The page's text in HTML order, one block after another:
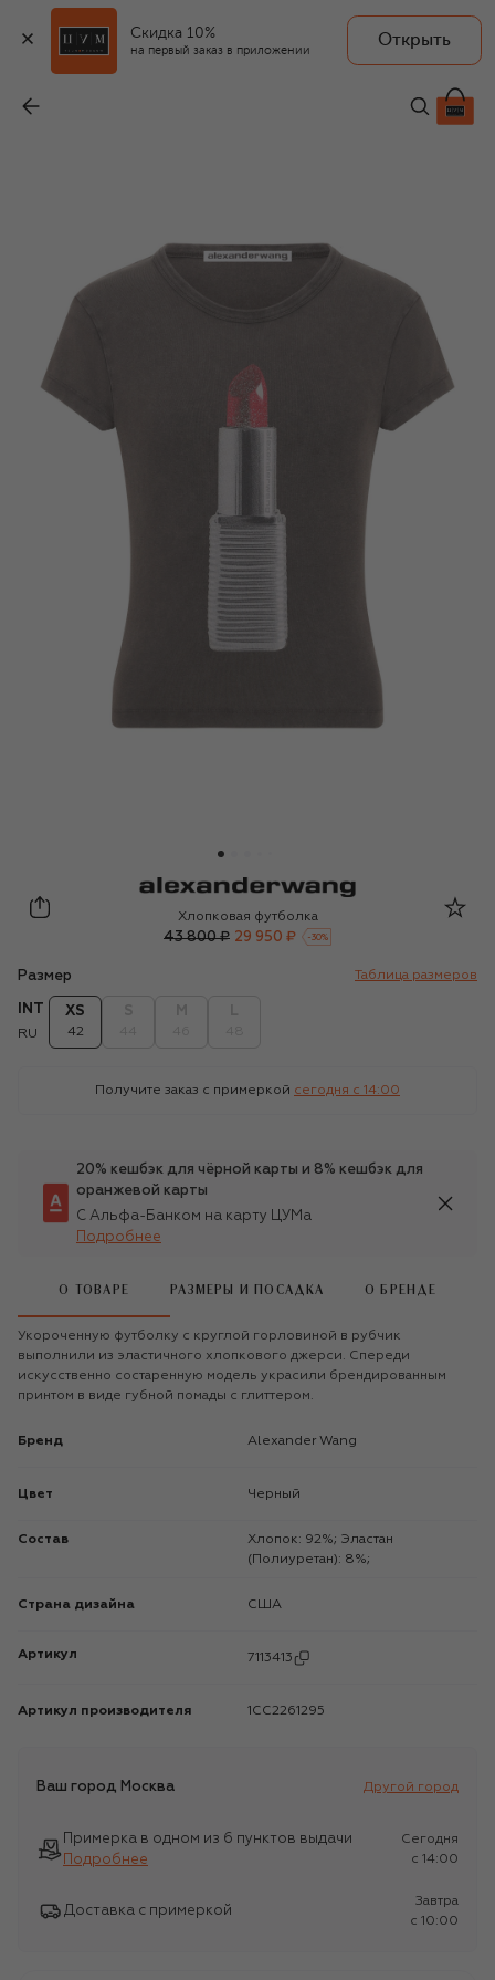
Скидка 10%
на первый заказ в приложении
Открыть
29 950 ₽
Alexander Wang
Хлопковая футболка
43 800 ₽ 29 950 ₽ -30%
Размер Таблица размеров
INT
RU
XS
42
Получите заказ с примеркой сегодня c 14:00
20% кешбэк для чёрной карты и 8% кешбэк для
оранжевой карты
С Альфа-Банком на карту ЦУМа
Подробнее
О ТОВАРЕ РАЗМЕРЫ И ПОСАДКА О БРЕНДЕ
Укороченную футболку с круглой горловиной в рубчик
выполнили из эластичного хлопкового джерси. Спереди
искусственно состаренную модель украсили брендированным
принтом в виде губной помады с глиттером.
Бренд Alexander Wang
Цвет Черный
Состав
Хлопок: 92%; Эластан
(Полиуретан): 8%;
Страна дизайна США
Артикул 7113413
Артикул производителя 1CC2261295
Ваш город Москва Другой город
Примерка в одном из 6 пунктов выдачи
Подробнее
Сегодня
c 14:00
Доставка с примеркой
Завтра
c 10:00